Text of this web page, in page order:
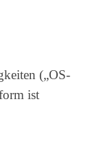
(„OS-
ist